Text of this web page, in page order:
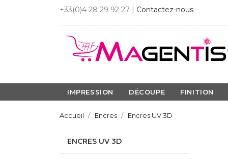
+33(0)4 28 29 92 27 | Contactez-nous
IMPRESSION DÉCOUPE FINITION
Accueil Encres Encres UV 3D
ENCRES UV 3D